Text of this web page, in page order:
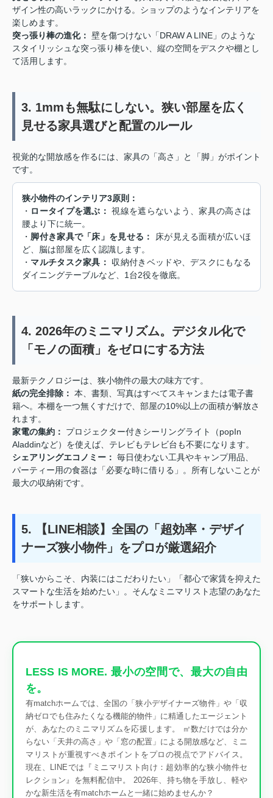
ザイン性の高いラックにかける。ショップのようなインテリアを
楽しめます。
突っ張り棒の進化： 壁を傷つけない「DRAW A LINE」のような
スタイリッシュな突っ張り棒を使い、縦の空間をデスクや棚とし
て活用します。
3. 1mmも無駄にしない。狭い部屋を広く
見せる家具選びと配置のルール
視覚的な開放感を作るには、家具の「高さ」と「脚」がポイント
です。
狭小物件のインテリア3原則：
・ ロータイプを選ぶ： 視線を遮らないよう、家具の高さは
腰より下に統一。
・ 脚付き家具で「床」を見せる：
床が見える面積が広いほ
ど、脳は部屋を広く認識します。
・ マルチタスク家具：
収納付きベッドや、デスクにもなる
ダイニングテーブルなど、1台2役を徹底。
4. 2026年のミニマリズム。デジタル化で
「モノの面積」をゼロにする方法
最新テクノロジーは、狭小物件の最大の味方です。
紙の完全排除： 本、書類、写真はすべてスキャンまたは電子書
籍へ。本棚を一つ無くすだけで、部屋の10%以上の面積が解放さ
れます。
家電の集約：
プロジェクター付きシーリングライト（popIn
Aladdinなど）を使えば、テレビもテレビ台も不要になります。
シェアリングエコノミー： 毎日使わない工具やキャンプ用品、
パーティー用の食器は「必要な時に借りる」。所有しないことが
最大の収納術です。
5. 【LINE相談】全国の「超効率・デザイ
ナーズ狭小物件」をプロが厳選紹介
「狭いからこそ、内装にはこだわりたい」「都心で家賃を抑えた
スマートな生活を始めたい」。そんなミニマリスト志望のあなた
をサポートします。
LESS IS MORE. 最小の空間で、最大の自由
を。
有matchホームでは、全国の「狭小デザイナーズ物件」や「収
納ゼロでも住みたくなる機能的物件」に精通したエージェント
が、あなたのミニマリズムを応援します。 ㎡数だけでは分か
らない「天井の高さ」や「窓の配置」による開放感など、ミニ
マリストが重視すべきポイントをプロの視点でアドバイス。
現在、LINEでは『ミニマリスト向け：超効率的な狭小物件セ
レクション』を無料配信中。 2026年、持ち物を手放し、軽や
かな新生活を有matchホームと一緒に始めませんか？